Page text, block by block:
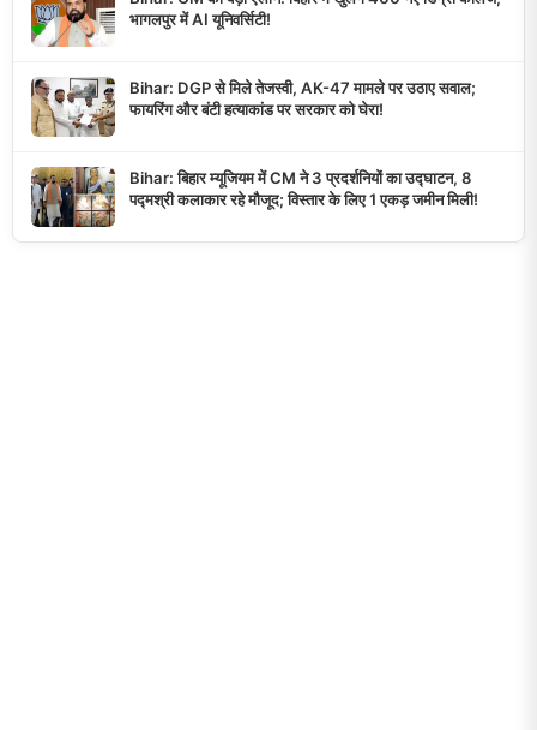
भागलपुर में AI यूनिवर्सिटी!
Bihar: DGP से मिले तेजस्वी, AK-47 मामले पर उठाए सवाल;
फायरिंग और बंटी हत्याकांड पर सरकार को घेरा!
Bihar: बिहार म्यूजियम में CM ने 3 प्रदर्शनियों का उद्घाटन, 8
पद्मश्री कलाकार रहे मौजूद; विस्तार के लिए 1 एकड़ जमीन मिली!